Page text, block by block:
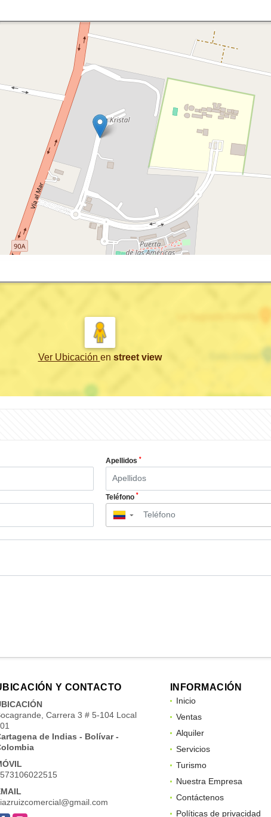
Ver Ubicación en street view
Apellidos *
Teléfono *
▼
Y CONTACTO
Carrera 3 # 5-104 Local
de Indias - Bolívar -
INFORMACIÓN
Inicio
Ventas
Alquiler
Servicios
Turismo
Nuestra Empresa
Contáctenos
Políticas de privacidad